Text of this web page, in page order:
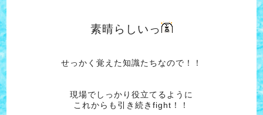
素晴らしいっ
せっかく覚えた知識たちなので！！
現場でしっかり役立てるように
これからも引き続きfight！！